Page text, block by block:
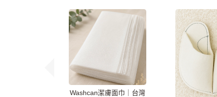
Washcan潔膚面巾｜台灣